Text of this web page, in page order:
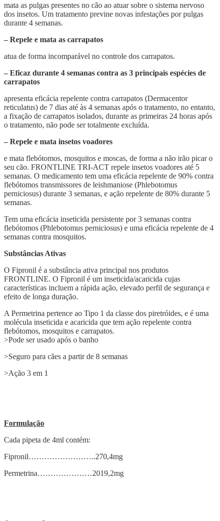
mata as pulgas presentes no cão ao atuar sobre o sistema nervoso
dos insetos. Um tratamento previne novas infestações por pulgas
durante 4 semanas.
– Repele e mata as carrapatos
atua de forma incomparável no controle dos carrapatos.
– Eficaz durante 4 semanas contra as 3 principais espécies de
carrapatos
apresenta eficácia repelente contra carrapatos (Dermacentor
reticulatus) de 7 dias até às 4 semanas após o tratamento, no entanto,
a fixação de carrapatos isolados, durante as primeiras 24 horas após
o tratamento, não pode ser totalmente excluída.
– Repele e mata insetos voadores
e mata flebótomos, mosquitos e moscas, de forma a não irão picar o
seu cão. FRONTLINE TRI-ACT repele insetos voadores até 5
semanas. O medicamento tem uma eficácia repelente de 90% contra
flebótomos transmissores de leishmaniose (Phlebotomus
perniciosus) durante 3 semanas, e ação repelente de 80% durante 5
semanas.
Tem uma eficácia inseticida persistente por 3 semanas contra
flebótomos (Phlebotomus perniciosus) e uma eficácia repelente de 4
semanas contra mosquitos.
Substâncias Ativas
O Fipronil é a substância ativa principal nos produtos
FRONTLINE. O Fipronil é um inseticida/acaricida cujas
características incluem a rápida ação, elevado perfil de segurança e
efeito de longa duração.
A Permetrina pertence ao Tipo 1 da classe dos piretróides, e é uma
molécula inseticida e acaricida que tem ação repelente contra
flebótomos, mosquitos e carrapatos.
>Pode ser usado após o banho
>Seguro para cães a partir de 8 semanas
>Ação 3 em 1
Formulação
Cada pipeta de 4ml contém:
Fipronil……………………..270,4mg
Permetrina…………………2019,2mg